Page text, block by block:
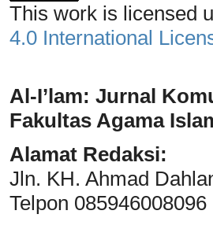
This work is licensed
4.0 International
Al-I’lam: Jurnal
Fakultas Agama
Alamat Redaksi:
Jln. KH. Ahmad
Telpon 085946008096